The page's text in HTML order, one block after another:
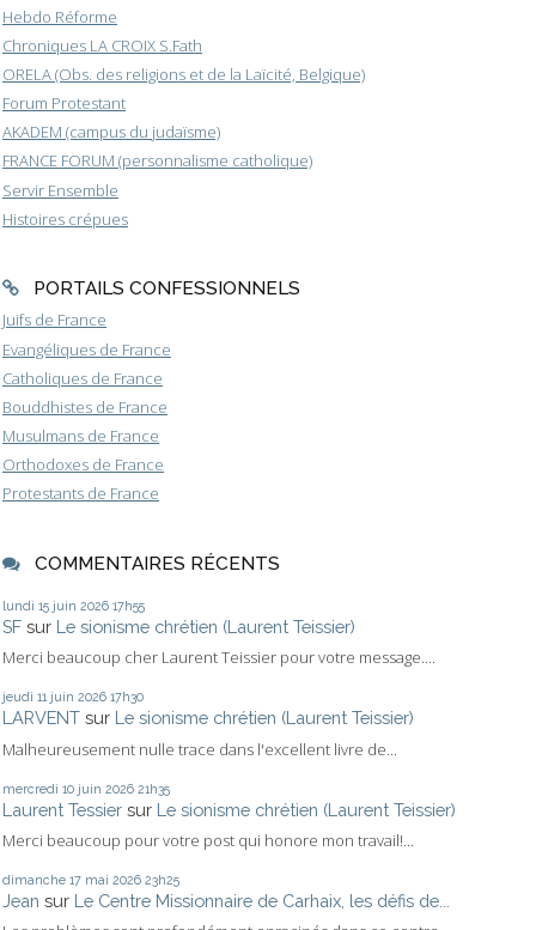
Hebdo Réforme
Chroniques LA CROIX S.Fath
ORELA (Obs. des religions et de la Laïcité, Belgique)
Forum Protestant
AKADEM (campus du judaïsme)
FRANCE FORUM (personnalisme catholique)
Servir Ensemble
Histoires crépues
PORTAILS CONFESSIONNELS
Juifs de France
Evangéliques de France
Catholiques de France
Bouddhistes de France
Musulmans de France
Orthodoxes de France
Protestants de France
COMMENTAIRES RÉCENTS
lundi 15 juin 2026 17h55
SF sur Le sionisme chrétien (Laurent Teissier)
Merci beaucoup cher Laurent Teissier pour votre message....
jeudi 11 juin 2026 17h30
LARVENT sur Le sionisme chrétien (Laurent Teissier)
Malheureusement nulle trace dans l'excellent livre de...
mercredi 10 juin 2026 21h35
Laurent Tessier sur Le sionisme chrétien (Laurent Teissier)
Merci beaucoup pour votre post qui honore mon travail!...
dimanche 17 mai 2026 23h25
Jean sur Le Centre Missionnaire de Carhaix, les défis de...